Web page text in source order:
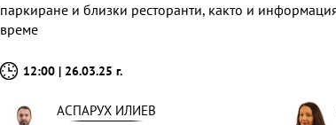
паркиране и близки ресторанти, както и
време
12:00 | 26.03.25 г.
АСПАРУХ ИЛИЕВ